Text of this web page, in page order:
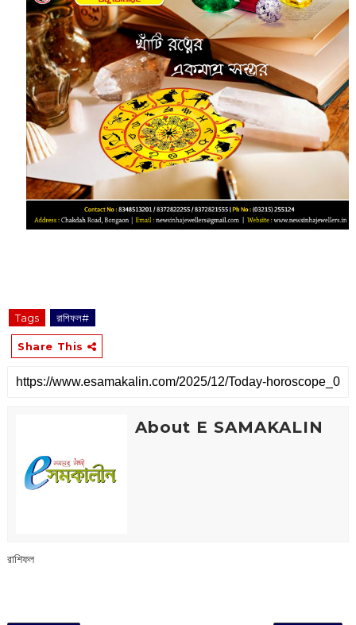
Tags রাশিফল#
Share This
About E SAMAKALIN
রাশিফল